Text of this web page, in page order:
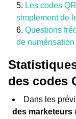
Les codes
simplement de
Questions
de
des codes
Dans les
des marketeurs